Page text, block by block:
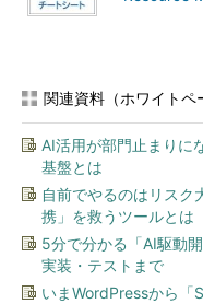
関連資料（ホワイトペ
AI活用が部門止まりに
基盤とは
自前でやるのはリスク
携」を救うツールとは
5分で分かる「AI駆動
実装・テストまで
いまWordPressから「